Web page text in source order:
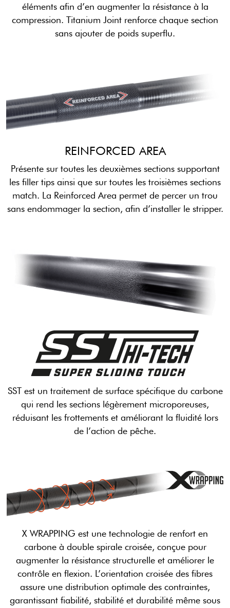
éléments afin d’en augmenter la résistance à la
compression. Titanium Joint renforce chaque section
sans ajouter de poids superflu.
REINFORCED AREA
Présente sur toutes les deuxièmes sections supportant
les filler tips ainsi que sur toutes les troisièmes sections
match. La Reinforced Area permet de percer un trou
sans endommager la section, afin d’installer le stripper.
SST est un traitement de surface spécifique du carbone
qui rend les sections légèrement microporeuses,
réduisant les frottements et améliorant la fluidité lors
de l’action de pêche.
X WRAPPING est une technologie de renfort en
carbone à double spirale croisée, conçue pour
augmenter la résistance structurelle et améliorer le
contrôle en flexion. L’orientation croisée des fibres
assure une distribution optimale des contraintes,
garantissant fiabilité, stabilité et durabilité même sous